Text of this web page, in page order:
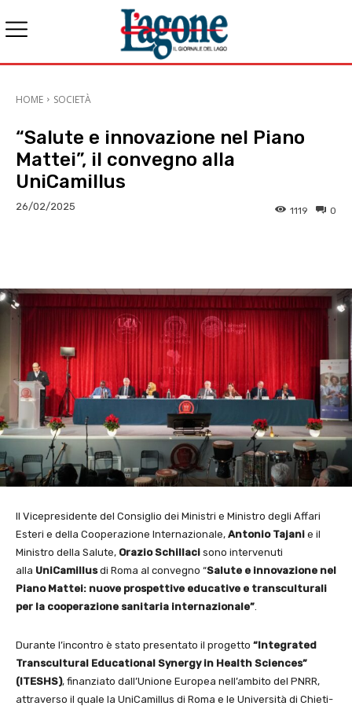
HOME SOCIETÀ
“Salute e innovazione nel Piano
Mattei”, il convegno alla
UniCamillus
26/02/2025 0
1119
Il Vicepresidente del Consiglio dei Ministri e Ministro degli Affari
Esteri e della Cooperazione Internazionale, Antonio Tajani e il
Ministro della Salute, Orazio Schillaci sono intervenuti
alla UniCamillusdi Roma al convegno “Salute e innovazione nel
Piano Mattei: nuove prospettive educative e transculturali
per la cooperazione sanitaria internazionale”
Durante l’incontro è stato presentato il progetto “Integrated
Transcultural Educational Synergy in Health Sciences”
(ITESHS), finanziato dall’Unione Europea nell’ambito del PNRR,
attraverso il quale la UniCamillus di Roma e le Università di Chieti-